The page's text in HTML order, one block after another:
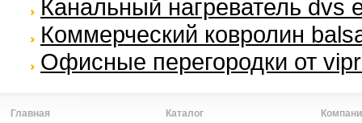
Канальный нагреватель dvs
Коммерческий ковролин
Офисные перегородки от
Главная
Каталог